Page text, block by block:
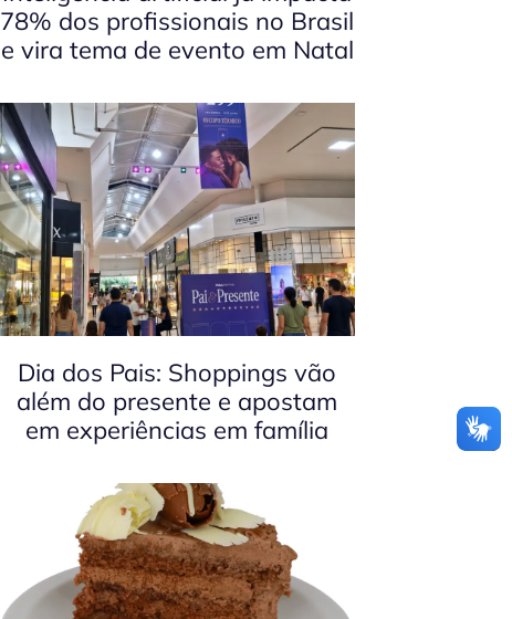
78% dos profissionais no Brasil
e vira tema de evento em Natal
Dia dos Pais: Shoppings vão
além do presente e apostam
em experiências em família